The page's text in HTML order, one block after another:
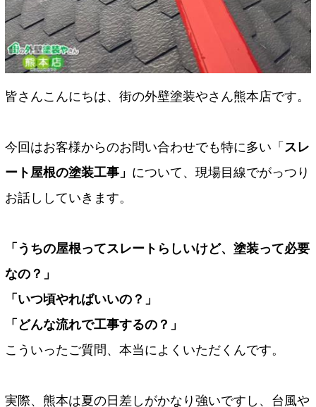
皆さんこんにちは、街の外壁塗装やさん熊本店です。
今回はお客様からのお問い合わせでも特に多い「 スレ
ート屋根の塗装工事」 について、現場目線でがっつり
お話ししていきます。
「うちの屋根ってスレートらしいけど、塗装って必要
なの？」
「いつ頃やればいいの？」
「どんな流れで工事するの？」
こういったご質問、本当によくいただくんです。
実際、熊本は夏の日差しがかなり強いですし、台風や